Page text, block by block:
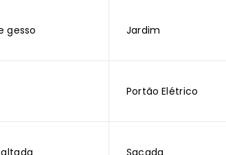
gesso Jardim
Portão Elétrico
Sacada